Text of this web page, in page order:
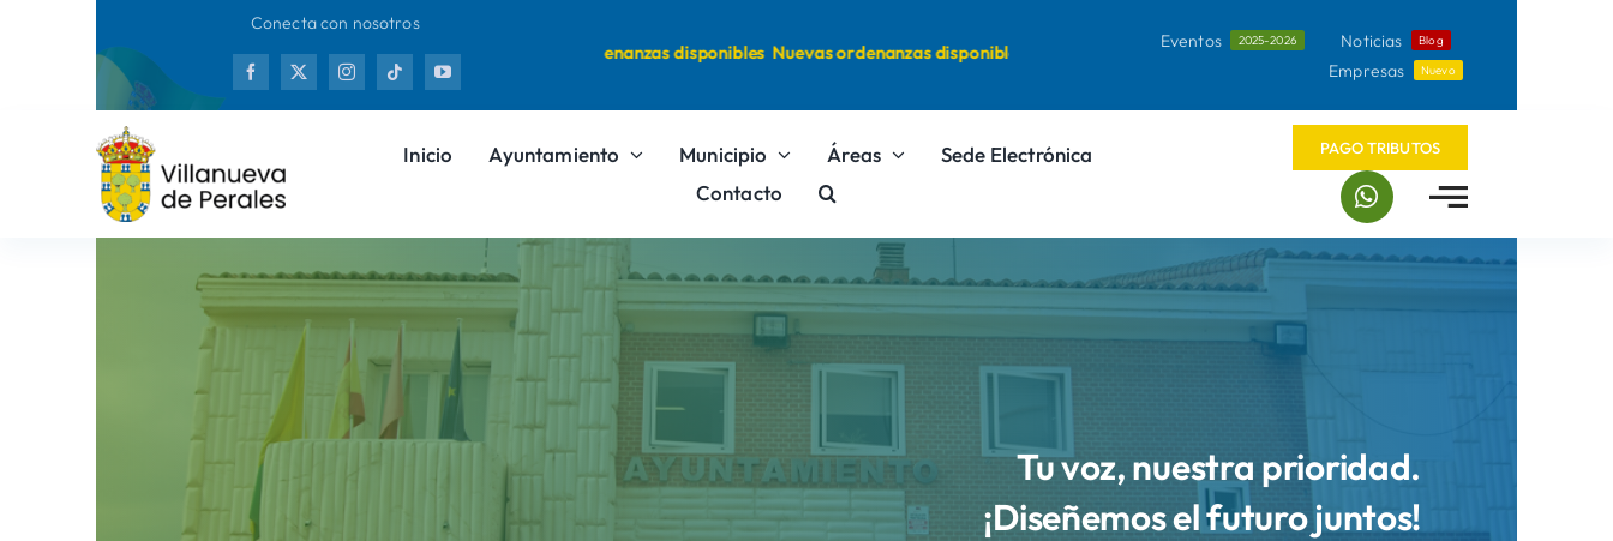
Conecta con nosotros
Nuevas ordenanzas disponibles Nuevas ordenanzas disponibles Eventos 2025-2026 Noticias Blog
Empresas Nuevo
Inicio Ayuntamiento Municipio Áreas
Sede Electrónica
Contacto
PAGO TRIBUTOS
Tu voz, nuestra prioridad.
¡Diseñemos el futuro juntos!